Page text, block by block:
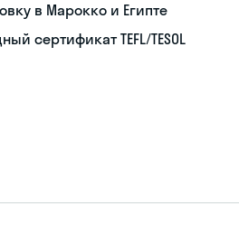
в Марокко и Египте
сертификат TEFL/TESOL